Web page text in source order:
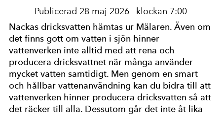
Publicerad 28 maj 2026 klockan 7:00
Nackas dricksvatten hämtas ur Mälaren. Även om
det finns gott om vatten i sjön hinner
vattenverken inte alltid med att rena och
producera dricksvattnet när många använder
mycket vatten samtidigt. Men genom en smart
och hållbar vattenanvändning kan du bidra till att
vattenverken hinner producera dricksvatten så att
det räcker till alla. Dessutom går det inte åt lika